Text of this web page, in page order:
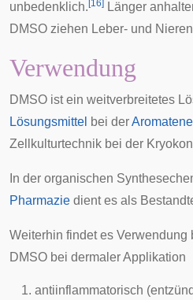
unbedenklich.[16] Länger
DMSO ziehen Leber- und
Verwendung
DMSO ist ein weitverbreitetes
Lösungsmittel bei der
Zellkulturtechnik bei der
In der organischen
Pharmazie dient es als
Weiterhin findet es Verwendung
DMSO bei dermalerApplikation
antiinflammatorisch